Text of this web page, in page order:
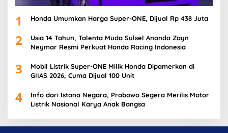
1 Honda Umumkan Harga Super-ONE, Dijual Rp 438 Juta
2
Usia 14 Tahun, Talenta Muda Sulsel Ananda Zayn
Neymar Resmi Perkuat Honda Racing Indonesia
3
Mobil Listrik Super-ONE Milik Honda Dipamerkan di
GIIAS 2026, Cuma Dijual 100 Unit
4
Info dari Istana Negara, Prabowo Segera Merilis Motor
Listrik Nasional Karya Anak Bangsa